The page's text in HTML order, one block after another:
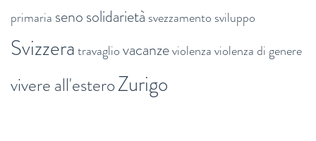
primaria senosolidarietà svezzamento sviluppo
Svizzeratravagliovacanzeviolenzaviolenza di genere
vivere all'esteroZurigo